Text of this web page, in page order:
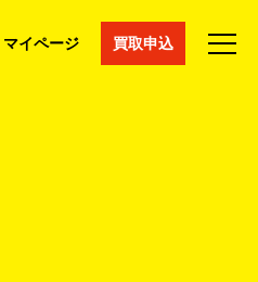
マイページ 買取申込
採用情報 通販サイト